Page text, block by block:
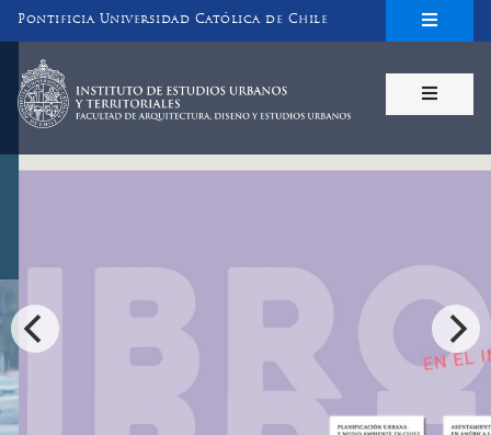
Pontificia Universidad Católica de Chile
Y TERRITORIALES
Inicio